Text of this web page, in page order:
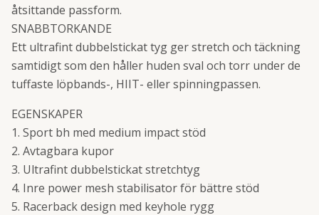
åtsittande passform.
SNABBTORKANDE
Ett ultrafint dubbelstickat tyg ger stretch och täckning
samtidigt som den håller huden sval och torr under de
tuffaste löpbands-, HIIT- eller spinningpassen.
EGENSKAPER
1. Sport bh med medium impact stöd
2. Avtagbara kupor
3. Ultrafint dubbelstickat stretchtyg
4. Inre power mesh stabilisator för bättre stöd
5. Racerback design med keyhole rygg